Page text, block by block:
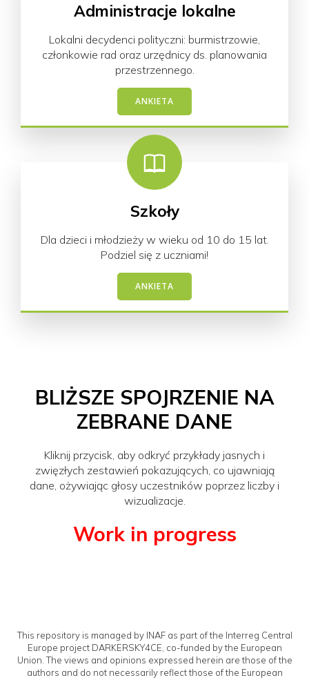
Administracje lokalne
Lokalni decydenci polityczni: burmistrzowie,
członkowie rad oraz urzędnicy ds. planowania
przestrzennego.
ANKIETA
Szkoły
Dla dzieci i młodzieży w wieku od 10 do 15 lat.
Podziel się z uczniami!
ANKIETA
BLIŻSZE SPOJRZENIE NA
ZEBRANE DANE
Kliknij przycisk, aby odkryć przykłady jasnych i
zwięzłych zestawień pokazujących, co ujawniają
dane, ożywiając głosy uczestników poprzez liczby i
wizualizacje.
Work in progress
This repository is managed by INAF as part of the Interreg Central
Europe project DARKERSKY4CE, co-funded by the European
Union. The views and opinions expressed herein are those of the
authors and do not necessarily reflect those of the European